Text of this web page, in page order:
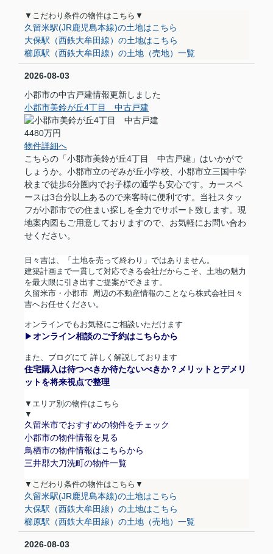
▼ こだわり条件の物件はこちら ▼
久留米駅(JR鹿児島本線)の土地はこちら
大保駅（西鉄大牟田線）の土地はこちら
櫛原駅（西鉄大牟田線）の土地（売地）一覧
2026-08-03
小郡市の中古戸建情報更新しました
小郡市美鈴が丘4丁目 中古戸建
4480万円
物件詳細へ
こちらの「小郡市美鈴が丘4丁目 中古戸建」はいかがで
しょうか。小郡市立のぞみが丘小学校、小郡市立三国中学
校まで徒歩6分圏内でお子様の通学も安心です。カースペ
ースは3台分以上あるので来客時に便利です。当社スタッ
フが小郡市での住まい探しを全力でサポート致します。現
地案内図もご用意しておりますので、お気軽にお問い合わ
せください。
日々吉は、「土地を売って終わり」ではありません。
建築計画まで一貫して対応できる会社だからこそ、土地の魅力
を最大限に引き出すご提案ができます。
久留米市・小郡市
周辺の不動産情報のことなら株式会社日々
吉へお任せください。
オンラインでもお気軽にご相談いただけます
▶︎オンライン相談のご予約はこちらから
また、ブログにて 詳しく解説しております
住宅購入は待つべきか待たないべきか？メリットとデメリ
ットを将来視点で整理
▼エリア別の物件はこちら
▼
久留米市でおすすめの物件をチェック
小郡市の物件情報を見る
鳥栖市の物件情報はこちらから
三井郡大刀洗町の物件一覧
▼ こだわり条件の物件はこちら ▼
久留米駅(JR鹿児島本線)の土地はこちら
大保駅（西鉄大牟田線）の土地はこちら
櫛原駅（西鉄大牟田線）の土地（売地）一覧
2026-08-03